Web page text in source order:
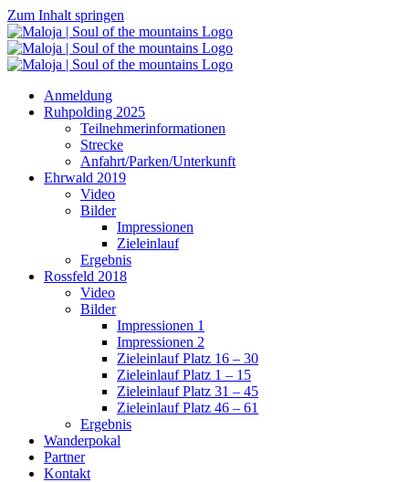
Zum Inhalt springen
Anmeldung
Ruhpolding 2025
Teilnehmerinformationen
Strecke
Anfahrt/Parken/Unterkunft
Ehrwald 2019
Video
Bilder
Impressionen
Zieleinlauf
Ergebnis
Rossfeld 2018
Video
Bilder
Impressionen 1
Impressionen 2
Zieleinlauf Platz 16 – 30
Zieleinlauf Platz 1 – 15
Zieleinlauf Platz 31 – 45
Zieleinlauf Platz 46 – 61
Ergebnis
Wanderpokal
Partner
Kontakt